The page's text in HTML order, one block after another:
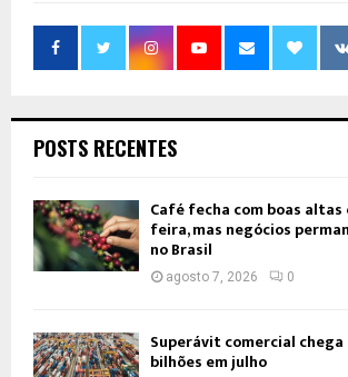
POSTS RECENTES
Café fecha com boas altas
feira, mas negócios
no Brasil
agosto 7, 2026 0
Superávit comercial chega
bilhões em julho